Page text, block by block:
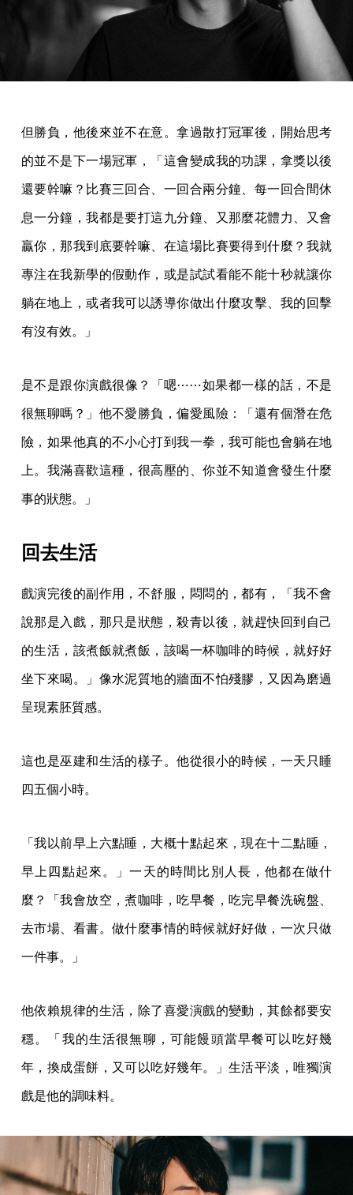
但勝負，他後來並不在意。拿過散打冠軍後，開始思考
的並不是下一場冠軍，「這會變成我的功課，拿獎以後
還要幹嘛？比賽三回合、一回合兩分鐘、每一回合間休
息一分鐘，我都是要打這九分鐘、又那麼花體力、又會
贏你，那我到底要幹嘛、在這場比賽要得到什麼？我就
專注在我新學的假動作，或是試試看能不能十秒就讓你
躺在地上，或者我可以誘導你做出什麼攻擊、我的回擊
有沒有效。」
是不是跟你演戲很像？「嗯⋯⋯如果都一樣的話，不是
很無聊嗎？」他不愛勝負，偏愛風險：「還有個潛在危
險，如果他真的不小心打到我一拳，我可能也會躺在地
上。我滿喜歡這種，很高壓的、你並不知道會發生什麼
事的狀態。」
回去生活
戲演完後的副作用，不舒服，悶悶的，都有，「我不會
說那是入戲，那只是狀態，殺青以後，就趕快回到自己
的生活，該煮飯就煮飯，該喝一杯咖啡的時候，就好好
坐下來喝。」像水泥質地的牆面不怕殘膠，又因為磨過
呈現素胚質感。
這也是巫建和生活的樣子。他從很小的時候，一天只睡
四五個小時。
「我以前早上六點睡，大概十點起來，現在十二點睡，
早上四點起來。」一天的時間比別人長，他都在做什
麼？「我會放空，煮咖啡，吃早餐，吃完早餐洗碗盤、
去市場、看書。做什麼事情的時候就好好做，一次只做
一件事。」
他依賴規律的生活，除了喜愛演戲的變動，其餘都要安
穩。「我的生活很無聊，可能饅頭當早餐可以吃好幾
年，換成蛋餅，又可以吃好幾年。」生活平淡，唯獨演
戲是他的調味料。